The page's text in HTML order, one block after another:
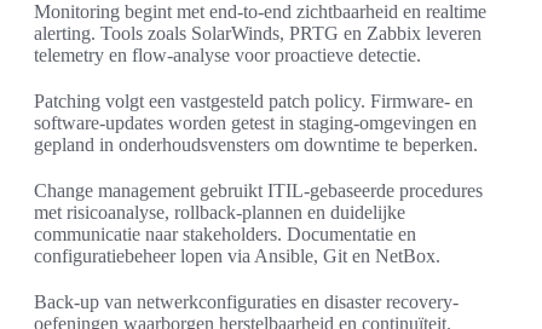
Monitoring begint met end-to-end zichtbaarheid en realtime
alerting. Tools zoals SolarWinds, PRTG en Zabbix leveren
telemetry en flow-analyse voor proactieve detectie.
Patching volgt een vastgesteld patch policy. Firmware- en
software-updates worden getest in staging-omgevingen en
gepland in onderhoudsvensters om downtime te beperken.
Change management gebruikt ITIL-gebaseerde procedures
met risicoanalyse, rollback-plannen en duidelijke
communicatie naar stakeholders. Documentatie en
configuratiebeheer lopen via Ansible, Git en NetBox.
Back-up van netwerkconfiguraties en disaster recovery-
oefeningen waarborgen herstelbaarheid en continuïteit.